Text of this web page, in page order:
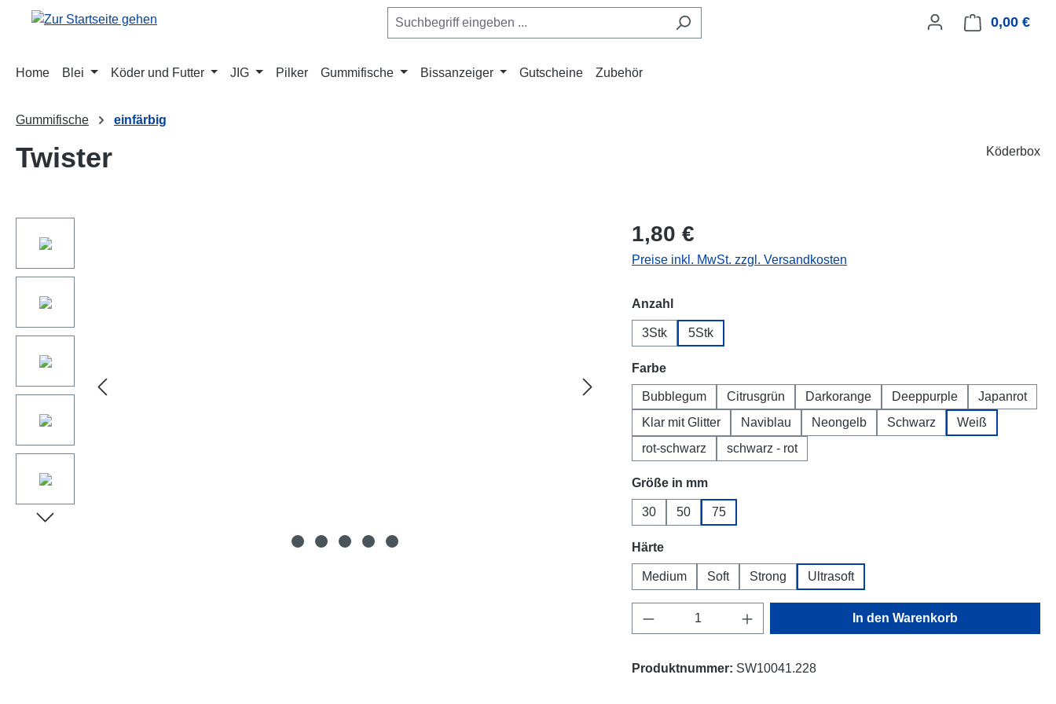
Zur Hauptnavigation springen 0,00 €
Home Blei Köder und Futter JIG Pilker Gummifische Bissanzeiger Gutscheine Zubehör
Gummifische einfärbig
Twister Köderbox
1,80 €
Preise inkl. MwSt. zzgl. Versandkosten
Anzahl auswählen
3Stk 5Stk
Farbeauswählen
Bubblegum Citrusgrün Darkorange Deeppurple
Japanrot
Klar mit Glitter
Naviblau Neongelb Schwarz
Weiß
rot-schwarz
schwarz - rot
Größe in mmauswählen
30 50 75
Härteauswählen
Medium Soft Strong Ultrasoft
Produkt Anzahl: Gib den gewünschten Wert ein
In den Warenkorb
Produktnummer: SW10041.228